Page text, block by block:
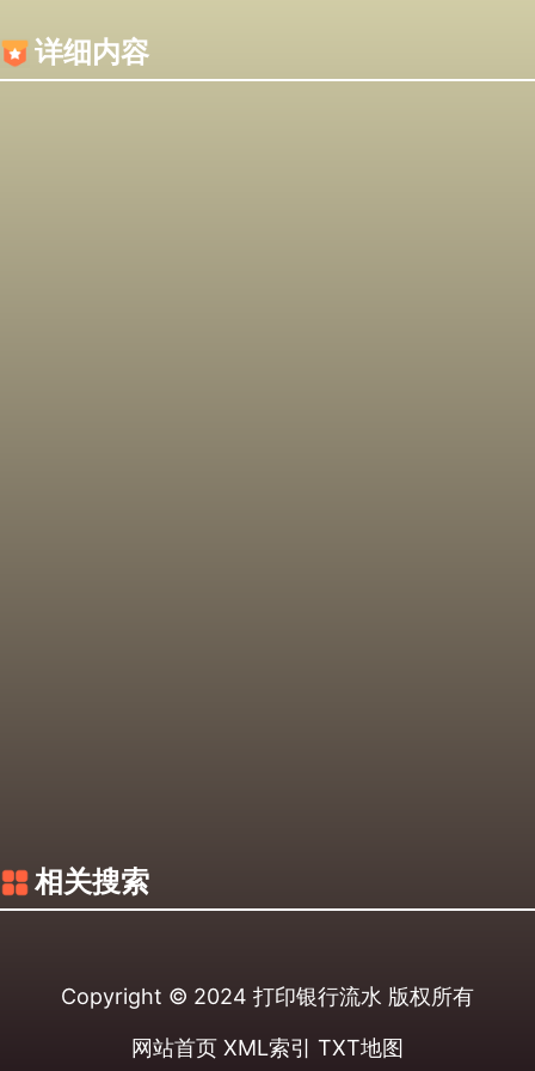
详细内容
相关搜索
Copyright © 2024 打印银行流水 版权所有
网站首页 XML索引 TXT地图